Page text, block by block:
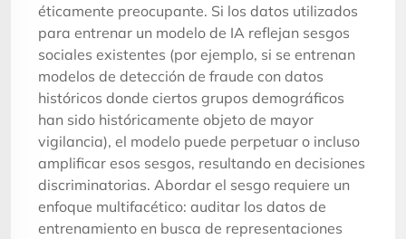
éticamente preocupante. Si los datos utilizados
para entrenar un modelo de IA reflejan sesgos
sociales existentes (por ejemplo, si se entrenan
modelos de detección de fraude con datos
históricos donde ciertos grupos demográficos
han sido históricamente objeto de mayor
vigilancia), el modelo puede perpetuar o incluso
amplificar esos sesgos, resultando en decisiones
discriminatorias. Abordar el sesgo requiere un
enfoque multifacético: auditar los datos de
entrenamiento en busca de representaciones